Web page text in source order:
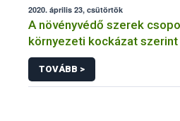
2020. április 23, csütörtök
A növényvédő szerek
környezeti kockázat szerint
TOVÁBB >